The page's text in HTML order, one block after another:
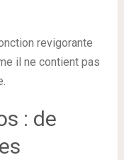
revigorante
il ne contient pas
: de